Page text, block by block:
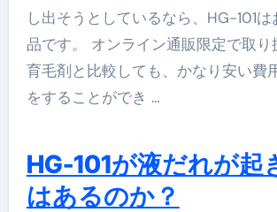
し出そうとしているなら、HG-101
品です。 オンライン通販限定で取り
育毛剤と比較しても、かなり安い費
をすることができ …
HG-101が液だれが起
はあるのか？